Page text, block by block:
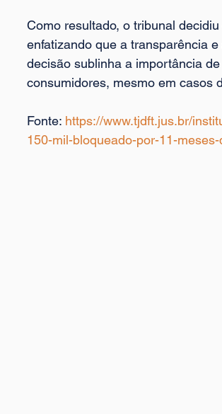
Como resultado, o tribunal
enfatizando que a transparência
decisão sublinha a importância
consumidores, mesmo em casos
Fonte: https://www.tjdft.jus.br/
150-mil-bloqueado-por-11-